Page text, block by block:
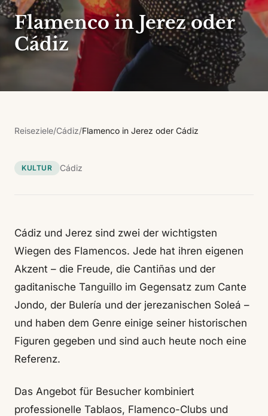
Flamenco in Jerez oder
Cádiz
Reiseziele/Cádiz/Flamenco in Jerez oder Cádiz
KULTUR Cádiz
Cádiz und Jerez sind zwei der wichtigsten
Wiegen des Flamencos. Jede hat ihren eigenen
Akzent – die Freude, die Cantiñas und der
gaditanische Tanguillo im Gegensatz zum Cante
Jondo, der Bulería und der jerezanischen Soleá –
und haben dem Genre einige seiner historischen
Figuren gegeben und sind auch heute noch eine
Referenz.
Das Angebot für Besucher kombiniert
professionelle Tablaos, Flamenco-Clubs und